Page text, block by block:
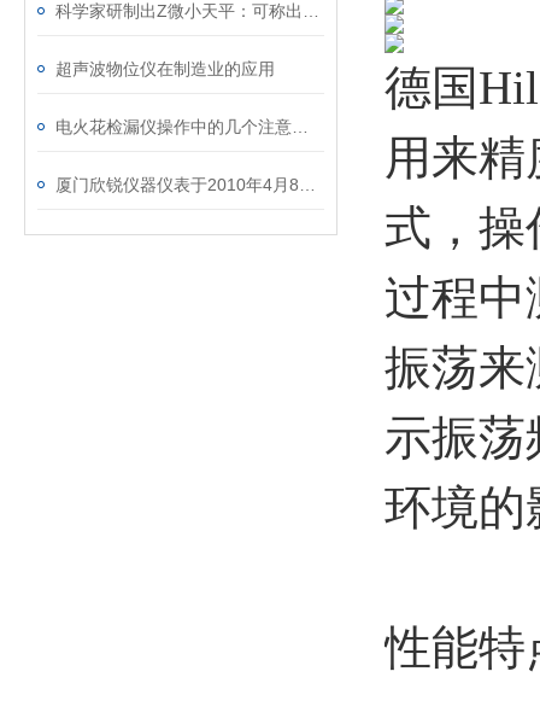
超声波物位仪在制造业的应用
德国
用来
式，操
过程中
振荡来
示振
环境的
性能